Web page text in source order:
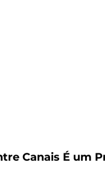
Canais É um